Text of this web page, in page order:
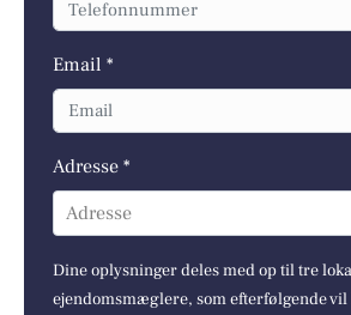
Email *
Adresse *
Adresse
Dine oplysninger deles med op til tre
ejendomsmæglere, som efterfølgende vil